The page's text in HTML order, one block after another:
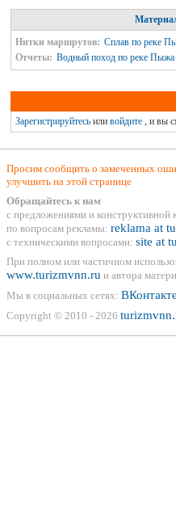
Нитки маршрутов: Сплав по реке
Отчеты: Водный поход по реке Пыжа
Зарегистрируйтесьили войдите, и вы
Просим сообщить о замеченных
улучшить на этой странице
Обращайтесь к нам
с предложениями и конструктивной
по вопросам рекламы: reklama at
с техническими вопросами: site at
При полном или частичном
www.turizmvnn.ru и автора
Мы в социальных сетях:
Copyright © 2010 - 2026